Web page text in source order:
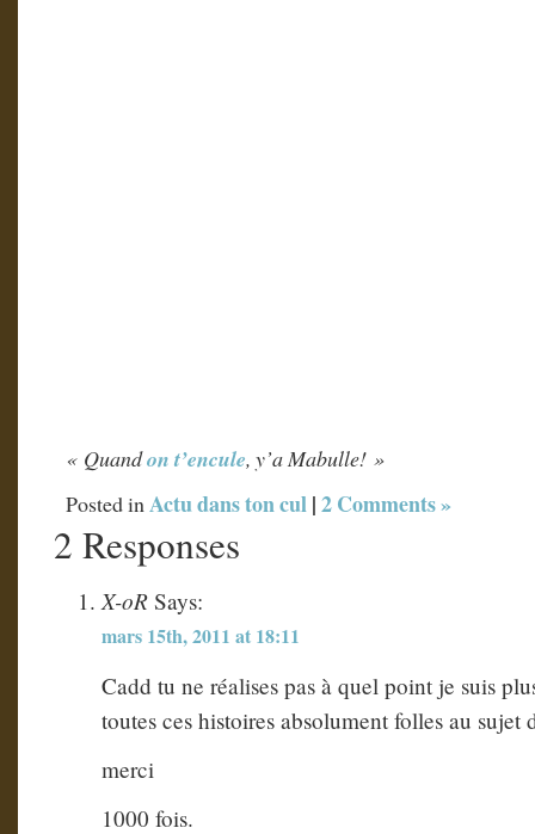
« Quandon t’encule, y’a Mabulle! »
Posted inActu dans ton cul|2 Comments »
2 Responses
X-oR Says:
mars 15th, 2011 at 18:11
Cadd tu ne réalises pas à quel point je suis
toutes ces histoires absolument folles au sujet
merci
1000 fois.